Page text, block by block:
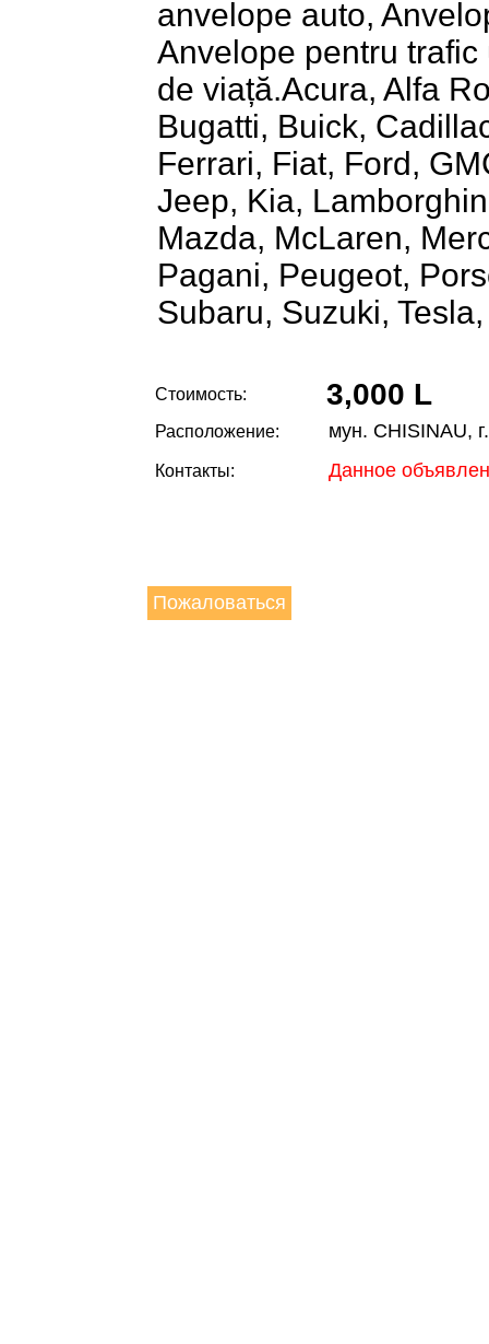
anvelope auto,
Anvelope pentru
de viață.Acura, Alfa
Bugatti, Buick,
Ferrari, Fiat, Ford,
Jeep, Kia,
Mazda, McLaren,
Pagani, Peugeot,
Subaru, Suzuki,
Стоимость: 3,000 L
Расположение: мун. CHISINAU,
Контакты: Данное
Пожаловаться